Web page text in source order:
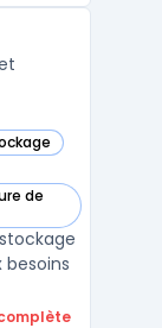
l ...
de
et